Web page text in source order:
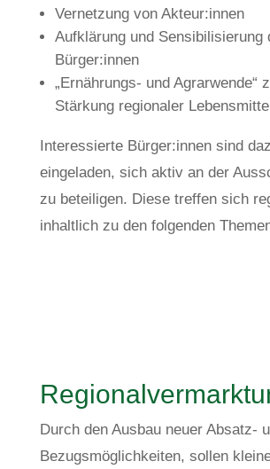
Vernetzung von Akteur:innen
Aufklärung und Sensibilisierung
Bürger:innen
„Ernährungs- und Agrarwende“
Stärkung regionaler
Interessierte Bürger:innen sind
eingeladen, sich aktiv an der
zu beteiligen. Diese treffen sich
inhaltlich zu den folgenden
Durch den Ausbau neuer Absatz-
Bezugsmöglichkeiten, sollen